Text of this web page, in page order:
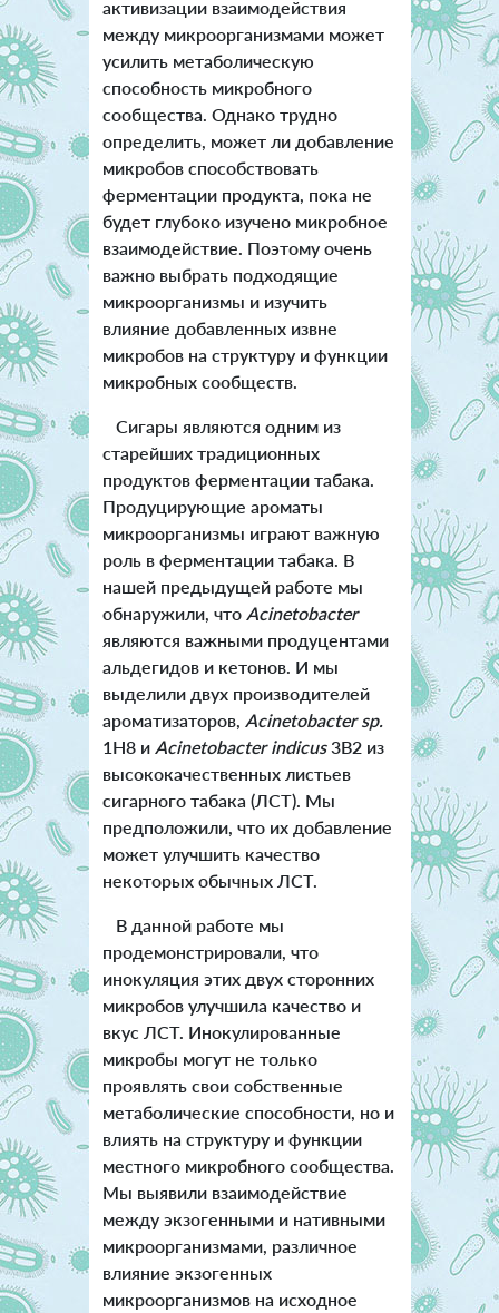
активизации взаимодействия
между микроорганизмами может
усилить метаболическую
способность микробного
сообщества. Однако трудно
определить, может ли добавление
микробов способствовать
ферментации продукта, пока не
будет глубоко изучено микробное
взаимодействие. Поэтому очень
важно выбрать подходящие
микроорганизмы и изучить
влияние добавленных извне
микробов на структуру и функции
микробных сообществ.
Сигары являются одним из
старейших традиционных
продуктов ферментации табака.
Продуцирующие ароматы
микроорганизмы играют важную
роль в ферментации табака. В
нашей предыдущей работе мы
обнаружили, что Acinetobacter
являются важными продуцентами
альдегидов и кетонов. И мы
выделили двух производителей
ароматизаторов, Acinetobacter sp.
1H8 и Acinetobacter indicus3B2 из
высококачественных листьев
сигарного табака (ЛСТ). Мы
предположили, что их добавление
может улучшить качество
некоторых обычных ЛСТ.
В данной работе мы
продемонстрировали, что
инокуляция этих двух сторонних
микробов улучшила качество и
вкус ЛСТ. Инокулированные
микробы могут не только
проявлять свои собственные
метаболические способности, но и
влиять на структуру и функции
местного микробного сообщества.
Мы выявили взаимодействие
между экзогенными и нативными
микроорганизмами, различное
влияние экзогенных
микроорганизмов на исходное